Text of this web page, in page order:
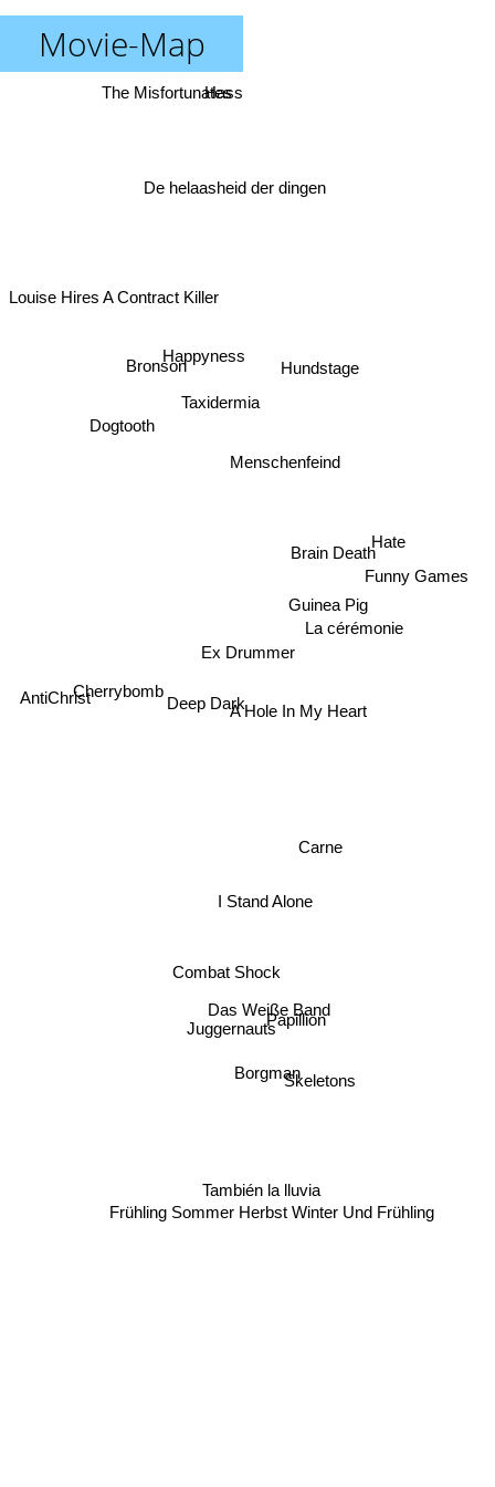
Movie-Map
Ex Drummer
Menschenfeind
A Hole In My Heart
Deep Dark
Taxidermia
AntiChrist
I Stand Alone
Guinea Pig
Das Weiße Band
Hundstage
Happyness
Brain Death
Cherrybomb
Combat Shock
La cérémonie
Bronson
Juggernauts
Borgman
Papillion
Funny Games
Hate
De helaasheid der dingen
También la lluvia
Skeletons
Frühling Sommer Herbst Winter Und Frühling
Louise Hires A Contract Killer
Hass
The Misfortunates